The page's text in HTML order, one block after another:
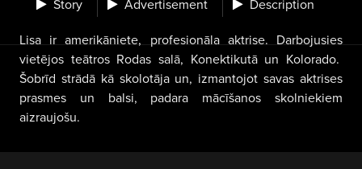
Story Advertisement Description
Lisa ir amerikāniete, profesionāla aktrise. Darbojusies
vietējos teātros Rodas salā, Konektikutā un Kolorado.
Šobrīd strādā kā skolotāja un, izmantojot savas aktrises
prasmes un balsi, padara mācīšanos skolniekiem
aizraujošu.